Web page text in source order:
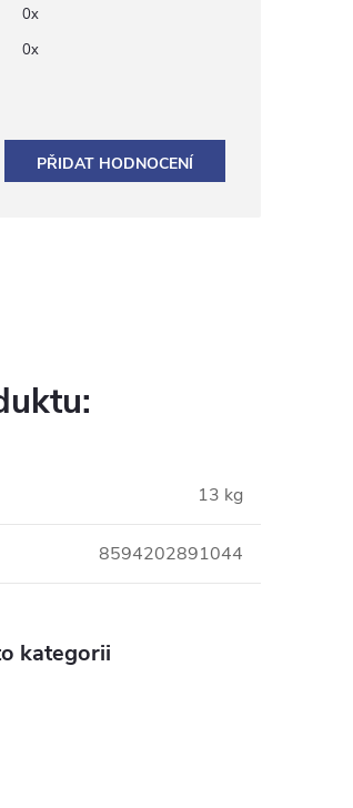
0x
0x
PŘIDAT HODNOCENÍ
13 kg
8594202891044
kategorii